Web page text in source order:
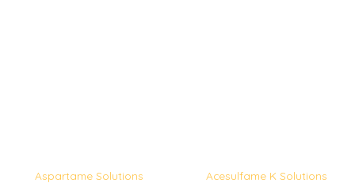
Aspartame Solutions Acesulfame K Solutions